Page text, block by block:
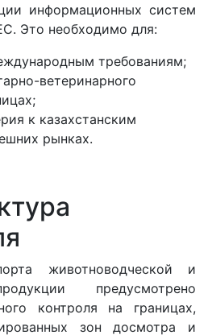
информационных систем
Это необходимо для:
требованиям;
ветеринарного
к казахстанским
рынках.
животноводческой и
предусмотрено
контроля на границах,
зон досмотра и